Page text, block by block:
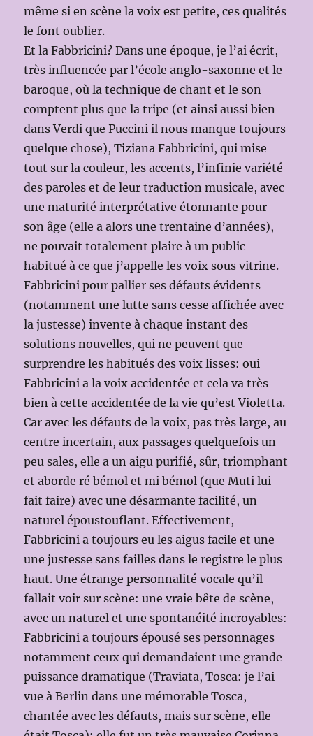
même si en scène la voix est petite, ces qualités
le font oublier.
Et la Fabbricini? Dans une époque, je l’ai écrit,
très influencée par l’école anglo-saxonne et le
baroque, où la technique de chant et le son
comptent plus que la tripe (et ainsi aussi bien
dans Verdi que Puccini il nous manque toujours
quelque chose), Tiziana Fabbricini, qui mise
tout sur la couleur, les accents, l’infinie variété
des paroles et de leur traduction musicale, avec
une maturité interprétative étonnante pour
son âge (elle a alors une trentaine d’années),
ne pouvait totalement plaire à un public
habitué à ce que j’appelle les voix sous vitrine.
Fabbricini pour pallier ses défauts évidents
(notamment une lutte sans cesse affichée avec
la justesse) invente à chaque instant des
solutions nouvelles, qui ne peuvent que
surprendre les habitués des voix lisses: oui
Fabbricini a la voix accidentée et cela va très
bien à cette accidentée de la vie qu’est Violetta.
Car avec les défauts de la voix, pas très large, au
centre incertain, aux passages quelquefois un
peu sales, elle a un aigu purifié, sûr, triomphant
et aborde ré bémol et mi bémol (que Muti lui
fait faire) avec une désarmante facilité, un
naturel époustouflant. Effectivement,
Fabbricini a toujours eu les aigus facile et une
une justesse sans failles dans le registre le plus
haut. Une étrange personnalité vocale qu’il
fallait voir sur scène: une vraie bête de scène,
avec un naturel et une spontanéité incroyables:
Fabbricini a toujours épousé ses personnages
notamment ceux qui demandaient une grande
puissance dramatique (Traviata, Tosca: je l’ai
vue à Berlin dans une mémorable Tosca,
chantée avec les défauts, mais sur scène, elle